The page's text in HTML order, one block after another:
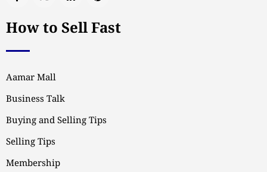
How to Sell Fast
Aamar Mall
Business Talk
Buying and Selling Tips
Selling Tips
Membership